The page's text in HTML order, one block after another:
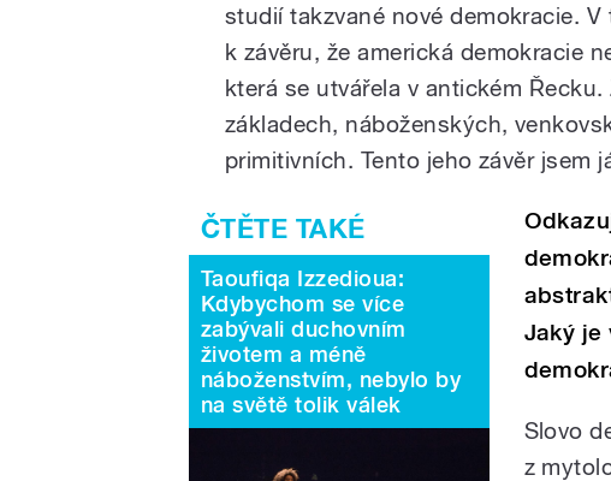
studií takzvané nové demokracie.
k závěru, že americká demokracie
která se utvářela v antickém
základech, náboženských,
primitivních. Tento jeho závěr jsem
Taoufiqa Izzedioua:
Kdybychom se více
zabývali duchovním
životem a méně
náboženstvím, nebylo by
na světě tolik válek
Jaký je
Slovo
z